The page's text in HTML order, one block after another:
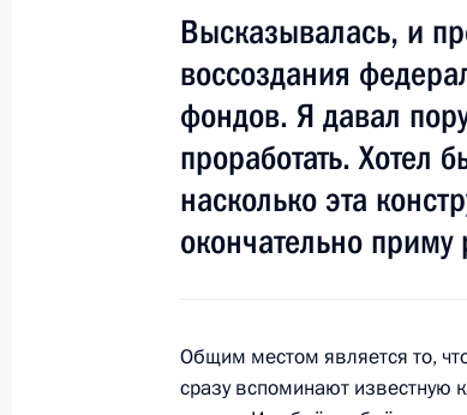
Толстой
16 июня 2010 года, 20:30
19 июня 2010 года
Россию
16 июня 2010 года, 17:30
Совещание по вопросам
16 июня 2010 года, 16:00
Высказывалась, и
воссоздания
фондов. Я давал
проработать. Хотел
насколько эта
окончательно
Общим местом является то,
сразу вспоминают известную